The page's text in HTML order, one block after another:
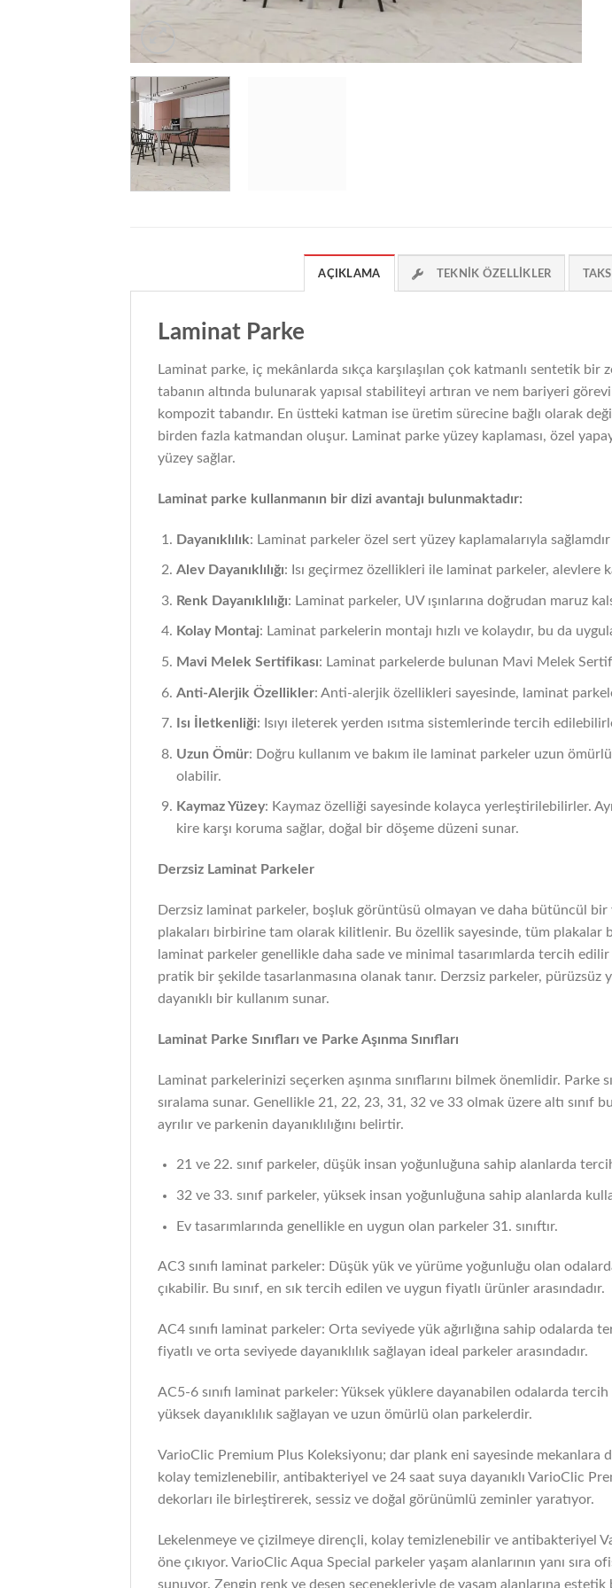
AÇIKLAMA TEKNIK ÖZELLIKLER
Laminat Parke
Laminat parke, iç mekânlarda sıkça karşılaşılan çok katmanlı sentetik
tabanın altında bulunarak yapısal stabiliteyi artıran ve nem bariyeri
kompozit tabandır. En üstteki katman ise üretim sürecine bağlı olarak
birden fazla katmandan oluşur. Laminat parke yüzey kaplaması, özel
yüzey sağlar.
Laminat parke kullanmanın bir dizi avantajı bulunmaktadır:
Dayanıklılık: Laminat parkeler özel sert yüzey kaplamalarıyla sağlamdır
Alev Dayanıklılığı: Isı geçirmez özellikleri ile laminat parkeler, alevlere
Renk Dayanıklılığı: Laminat parkeler, UV ışınlarına doğrudan maruz
Kolay Montaj: Laminat parkelerin montajı hızlı ve kolaydır, bu da
Mavi Melek Sertifikası: Laminat parkelerde bulunan Mavi Melek
Anti-Alerjik Özellikler: Anti-alerjik özellikleri sayesinde, laminat
Isı İletkenliği: Isıyı ileterek yerden ısıtma sistemlerinde tercih
Uzun Ömür: Doğru kullanım ve bakım ile laminat parkeler uzun
olabilir.
Kaymaz Yüzey: Kaymaz özelliği sayesinde kolayca yerleştirilebilirler.
kire karşı koruma sağlar, doğal bir döşeme düzeni sunar.
Derzsiz Laminat Parkeler
Derzsiz laminat parkeler, boşluk görüntüsü olmayan ve daha bütüncül
plakaları birbirine tam olarak kilitlenir. Bu özellik sayesinde, tüm
laminat parkeler genellikle daha sade ve minimal tasarımlarda tercih edilir
pratik bir şekilde tasarlanmasına olanak tanır. Derzsiz parkeler,
dayanıklı bir kullanım sunar.
Laminat Parke Sınıfları ve Parke Aşınma Sınıfları
Laminat parkelerinizi seçerken aşınma sınıflarını bilmek önemlidir. Parke
sıralama sunar. Genellikle 21, 22, 23, 31, 32 ve 33 olmak üzere altı sınıf
ayrılır ve parkenin dayanıklılığını belirtir.
21 ve 22. sınıf parkeler, düşük insan yoğunluğuna sahip alanlarda
32 ve 33. sınıf parkeler, yüksek insan yoğunluğuna sahip alanlarda
Ev tasarımlarında genellikle en uygun olan parkeler 31. sınıftır.
AC3 sınıfı laminat parkeler: Düşük yük ve yürüme yoğunluğu olan
çıkabilir. Bu sınıf, en sık tercih edilen ve uygun fiyatlı ürünler arasındadır.
AC4 sınıfı laminat parkeler: Orta seviyede yük ağırlığına sahip odalarda
fiyatlı ve orta seviyede dayanıklılık sağlayan ideal parkeler arasındadır.
AC5-6 sınıfı laminat parkeler: Yüksek yüklere dayanabilen odalarda
yüksek dayanıklılık sağlayan ve uzun ömürlü olan parkelerdir.
VarioClic Premium Plus Koleksiyonu; dar plank eni sayesinde mekanlara
kolay temizlenebilir, antibakteriyel ve 24 saat suya dayanıklı VarioClic
dekorları ile birleştirerek, sessiz ve doğal görünümlü zeminler yaratıyor.
Lekelenmeye ve çizilmeye dirençli, kolay temizlenebilir ve antibakteriyel
öne çıkıyor. VarioClic Aqua Special parkeler yaşam alanlarının yanı
sunuyor. Zengin renk ve desen seçenekleriyle de yaşam alanlarına